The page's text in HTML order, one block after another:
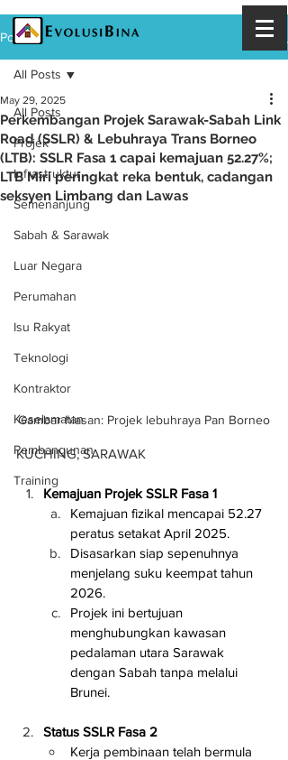
Post
All Posts
Projek
Infrastruktur
Semenanjung
Sabah & Sarawak
Luar Negara
Perumahan
Isu Rakyat
Teknologi
Kontraktor
Keselamatan
Pembangunan
Training
All Posts
Perkembangan Projek Sarawak-Sabah Link
Road (SSLR) & Lebuhraya Trans Borneo
(LTB): SSLR Fasa 1 capai kemajuan 52.27%;
LTB Miri peringkat reka bentuk, cadangan
seksyen Limbang dan Lawas
May 29, 2025
Gambar hiasan: Projek lebuhraya Pan Borneo
KUCHING, SARAWAK
Kemajuan Projek SSLR Fasa 1
Kemajuan fizikal mencapai 52.27
peratus setakat April 2025.
Disasarkan siap sepenuhnya
menjelang suku keempat tahun
2026.
Projek ini bertujuan
menghubungkan kawasan
pedalaman utara Sarawak
dengan Sabah tanpa melalui
Brunei.
Status SSLR Fasa 2
Kerja pembinaan telah bermula